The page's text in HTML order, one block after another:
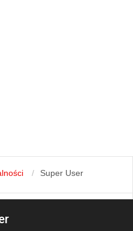
Super User